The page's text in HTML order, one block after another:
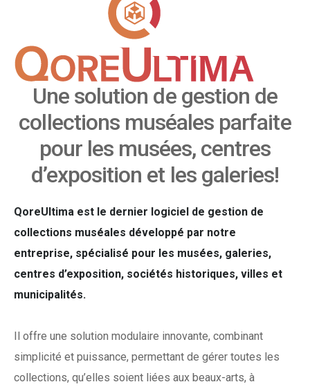
Une solution de gestion de
collections muséales parfaite
pour les musées, centres
d’exposition et les galeries!
QoreUltima est le dernier logiciel de gestion de
collections muséales développé par notre
entreprise, spécialisé pour les musées, galeries,
centres d’exposition, sociétés historiques, villes et
municipalités.
Il offre une solution modulaire innovante, combinant
simplicité et puissance, permettant de gérer toutes les
collections, qu’elles soient liées aux beaux-arts, à